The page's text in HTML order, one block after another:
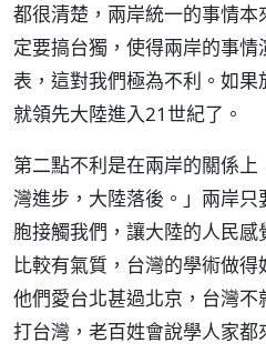
都很清楚，兩岸統一的事情
定要搞台獨，使得兩岸的事
表，這對我們極為不利。如
就領先大陸進入21世紀了。
第二點不利是在兩岸的關係
灣進步，大陸落後。」兩岸
胞接觸我們，讓大陸的人民感
比較有氣質，台灣的學術做
他們愛台北甚過北京，台灣
打台灣，老百姓會說學人家